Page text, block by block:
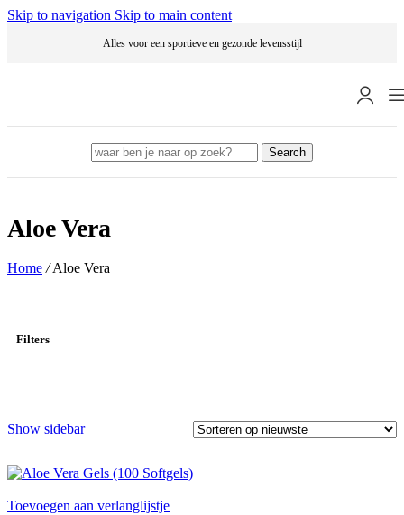
Skip to navigation Skip to main content
Alles voor een sportieve en gezonde levensstijl
Search
Aloe Vera
Home / Aloe Vera
Filters
Show sidebar
Toevoegen aan verlanglijstje